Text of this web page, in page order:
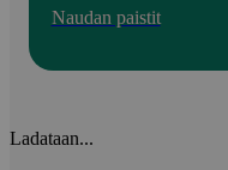
Naudan paistit
Ladataan...